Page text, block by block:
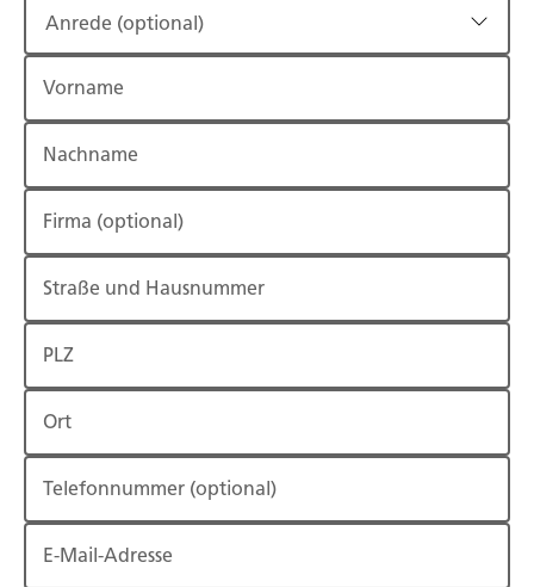
Anrede (optional)
Vorname
Nachname
Firma (optional)
Straße und Hausnummer
PLZ
Ort
Telefonnummer (optional)
E-Mail-Adresse